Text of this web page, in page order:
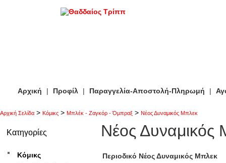
Αρχική | Προφίλ | Παραγγελία-Αποστολή-Πληρωμή |
Αρχική Σελίδα > Κόμικς > Μπλέκ - Ζαγκόρ - Όμπραξ > Νέος Δυναμικός Μπλεκ
Νέος Δυναμικός
Περιοδικό Νέος Δυναμικός Μπλεκ
Κατηγορίες
Κόμικς